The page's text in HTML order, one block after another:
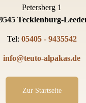
Petersberg 1
Tecklenburg-
Tel: 05405 - 9435542
info@teuto-alpakas.de
Zur Startseite